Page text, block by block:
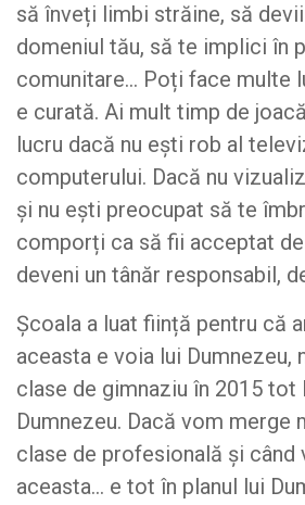
să înveți limbi străine, să
domeniul tău, să te implici în
comunitare… Poți face multe
e curată. Ai mult timp de
lucru dacă nu ești rob al
computerului. Dacă nu
și nu ești preocupat să te
comporți ca să fii acceptat
deveni un tânăr responsabil,
Școala a luat ființă pentru că
aceasta e voia lui Dumnezeu,
clase de gimnaziu în 2015 tot
Dumnezeu. Dacă vom merge
clase de profesională și când
aceasta… e tot în planul lui